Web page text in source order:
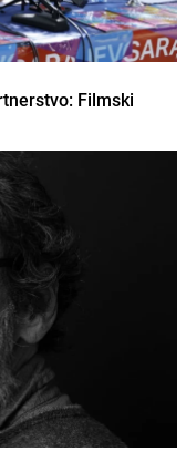
Filmski